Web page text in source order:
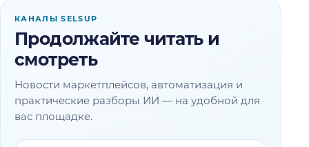
КАНАЛЫ SELSUP
Продолжайте читать и
смотреть
Новости маркетплейсов, автоматизация и
практические разборы ИИ — на удобной для
вас площадке.